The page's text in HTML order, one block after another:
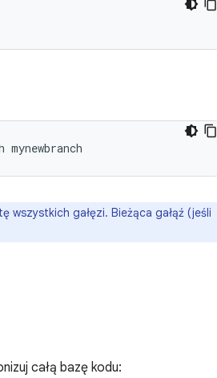
mynewbranch
wszystkich gałęzi. Bieżąca gałąź (jeśli
całą bazę kodu: